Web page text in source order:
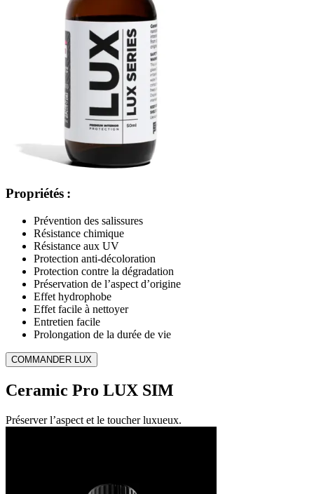
Propriétés :
Prévention des salissures
Résistance chimique
Résistance aux UV
Protection anti-décoloration
Protection contre la dégradation
Préservation de l’aspect d’origine
Effet hydrophobe
Effet facile à nettoyer
Entretien facile
Prolongation de la durée de vie
COMMANDER LUX
Ceramic Pro LUX SIM
Préserver l’aspect et le toucher luxueux.